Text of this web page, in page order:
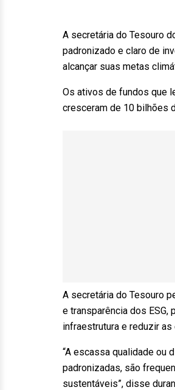
A secretária do Tesouro
padronizado e claro de
alcançar suas metas
Os ativos de fundos que
cresceram de 10 bilhões
A secretária do Tesouro
e transparência dos ESG,
infraestrutura e reduzir
“A escassa qualidade ou
padronizadas, são
sustentáveis”, disse